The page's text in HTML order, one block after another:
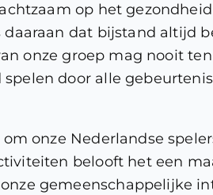
op het
dat bijstand altijd
onze groep mag nooit
door alle
onze Nederlandse
belooft het een
gemeenschappelijke